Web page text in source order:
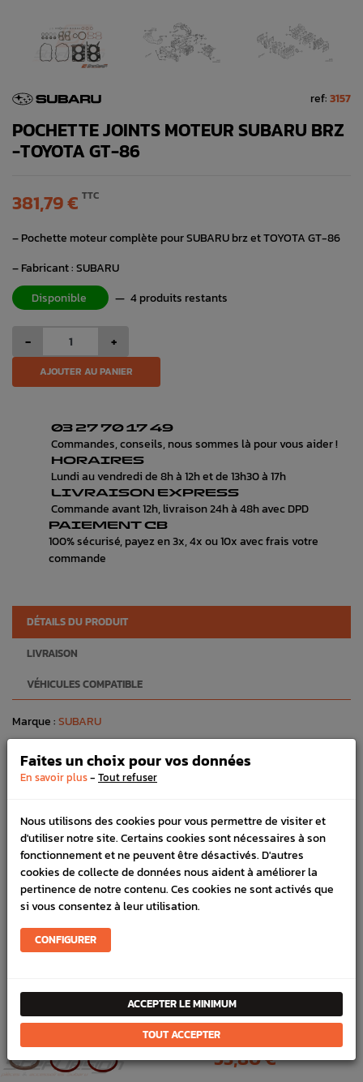
ref:3157
POCHETTE JOINTS MOTEUR SUBARU BRZ
-TOYOTA GT-86
381,79 € TTC
– Pochette moteur complète pour SUBARU brz et TOYOTA GT-86
– Fabricant : SUBARU
Disponible
— 4 produits restants
- +
AJOUTER AU PANIER
03 27 70 17 49
Commandes, conseils, nous sommes là pour vous aider !
HORAIRES
Lundi au vendredi de 8h à 12h et de 13h30 à 17h
LIVRAISON EXPRESS
Commande avant 12h, livraison 24h à 48h avec DPD
PAIEMENT CB
100% sécurisé, payez en 3x, 4x ou 10x avec frais votre
commande
DÉTAILS DU PRODUIT
LIVRAISON
VÉHICULES COMPATIBLE
Marque :SUBARU
Référence :3157
En stock : 4
Bas moteur
Joints & pâte
PRODUITS
FRÉQUEMMENT
ACHETÉS ENSEMBLE
Pochette joint bas moteur origine
Subaru BRZ 2013-2019
Prix
53,80 €
Faites un choix pour vos données
En savoir plus- Tout refuser
Nous utilisons des cookies pour vous permettre de visiter et
d'utiliser notre site. Certains cookies sont nécessaires à son
fonctionnement et ne peuvent être désactivés. D'autres
cookies de collecte de données nous aident à améliorer la
pertinence de notre contenu. Ces cookies ne sont activés que
si vous consentez à leur utilisation.
CONFIGURER
ACCEPTER LE MINIMUM
TOUT ACCEPTER